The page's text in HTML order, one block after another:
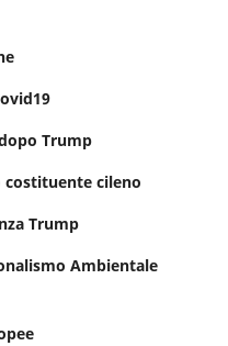
Trump
costituente cileno
Trump
Ambientale